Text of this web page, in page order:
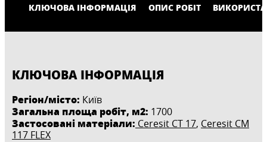
КЛЮЧОВА ІНФОРМАЦІЯ ОПИС РОБІТ
КЛЮЧОВА ІНФОРМАЦІЯ
Регіон/місто: Київ
Загальна площа робіт, м2: 1700
Застосовані матеріали: Ceresit CT 17, Ceresit CM
117 FLEX